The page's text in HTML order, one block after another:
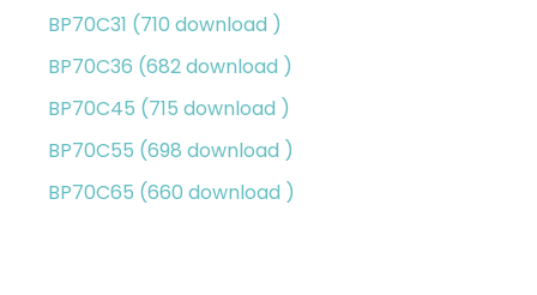
BP70C31 (710 download )
BP70C36 (682 download )
BP70C45 (715 download )
BP70C55 (698 download )
BP70C65 (660 download )